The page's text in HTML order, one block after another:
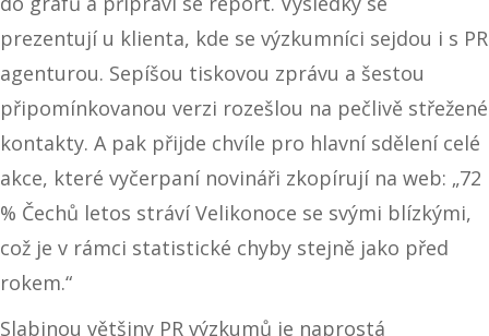
prezentují u klienta, kde se výzkumníci sejdou i s PR
agenturou. Sepíšou tiskovou zprávu a šestou
připomínkovanou verzi rozešlou na pečlivě střežené
kontakty. A pak přijde chvíle pro hlavní sdělení celé
akce, které vyčerpaní novináři zkopírují na web: „72
% Čechů letos stráví Velikonoce se svými blízkými,
což je v rámci statistické chyby stejně jako před
rokem.“
Slabinou většiny PR výzkumů je naprostá